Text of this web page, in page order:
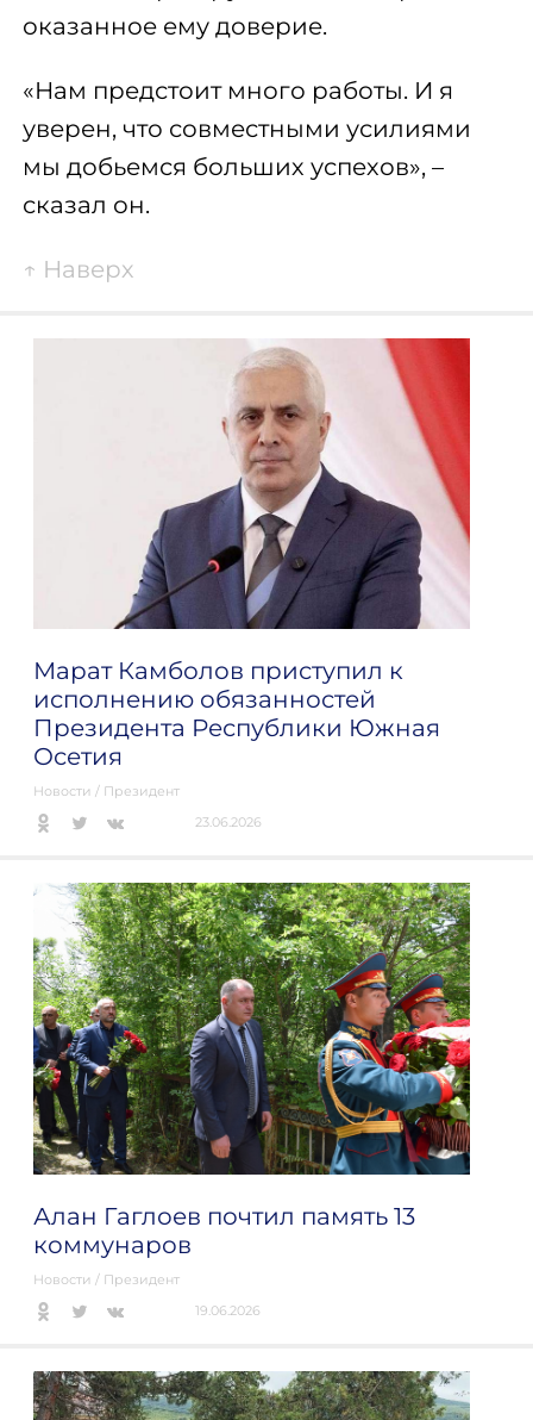
оказанное ему доверие.
«Нам предстоит много работы. И я
уверен, что совместными усилиями
мы добьемся больших успехов», –
сказал он.
↑ Наверх
Марат Камболов приступил к
исполнению обязанностей
Президента Республики Южная
Осетия
Новости / Президент
23.06.2026
Алан Гаглоев почтил память 13
коммунаров
Новости / Президент
19.06.2026